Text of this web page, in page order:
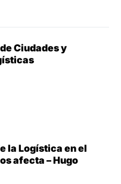
Ciudades y
la Logística en el
afecta – Hugo